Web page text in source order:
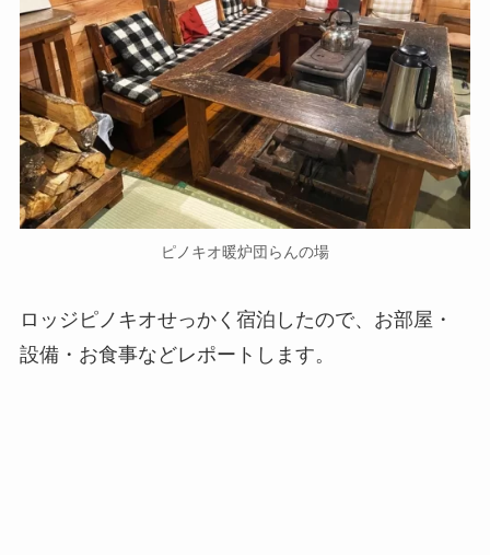
ピノキオ暖炉団らんの場
ロッジピノキオせっかく宿泊したので、お部屋・
設備・お食事などレポートします。